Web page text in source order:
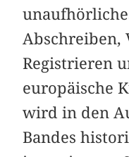
Abschreiben,
Registrieren
europäische
wird in den
Bandes